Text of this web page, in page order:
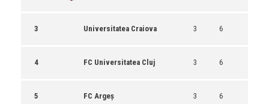
3 Universitatea Craiova 3 6
4 FC Universitatea Cluj 3 6
5 FC Argeș 3 6